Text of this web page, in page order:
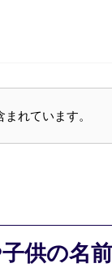
れています。
供の名